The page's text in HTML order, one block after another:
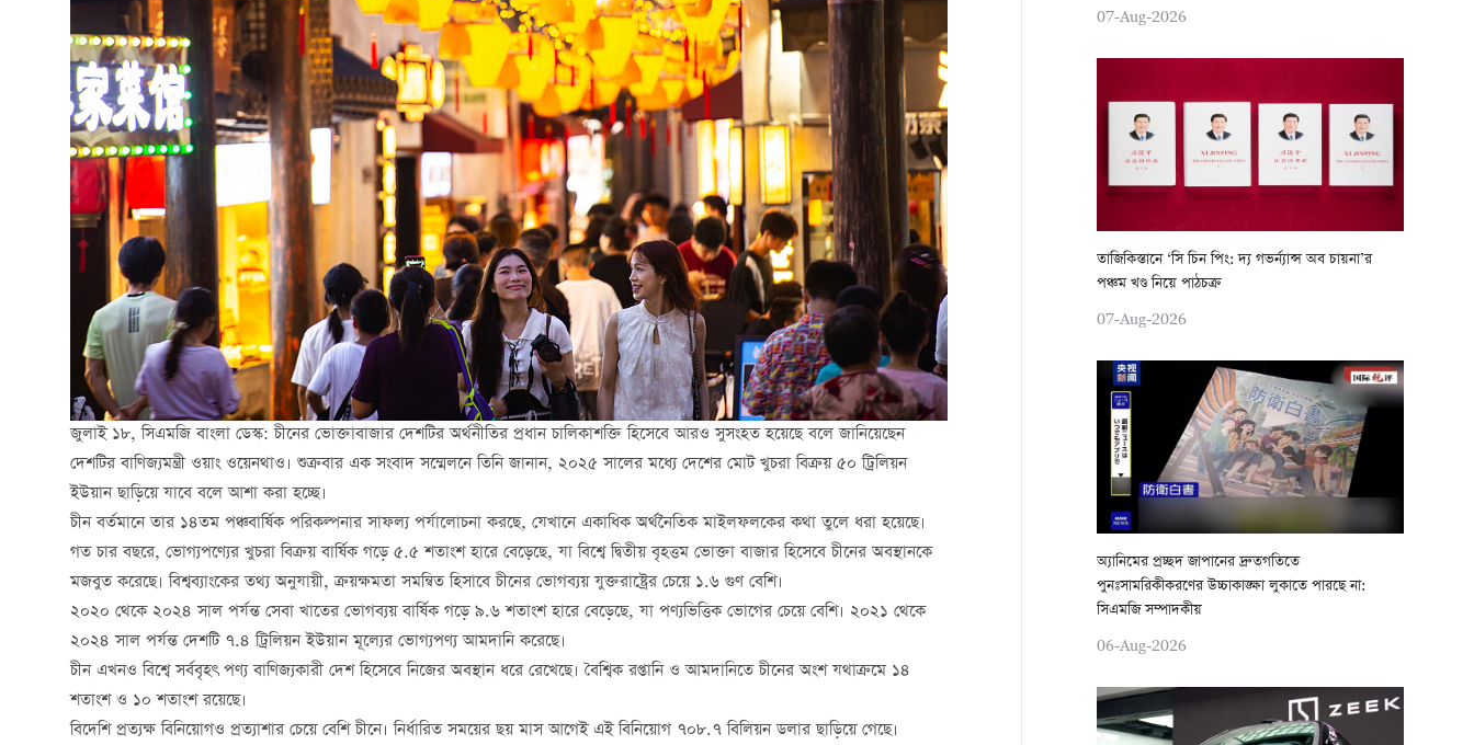
জুলাই ১৮, সিএমজি বাংলা ডেস্ক: চীনের ভোক্তাবাজার দেশটির অর্থনীতির প্রধান চালিকাশক্তি হিসেবে আরও সুসংহত হয়েছে বলে জানিয়েছেন
দেশটির বাণিজ্যমন্ত্রী ওয়াং ওয়েনথাও। শুক্রবার এক সংবাদ সম্মেলনে তিনি জানান, ২০২৫ সালের মধ্যে দেশের মোট খুচরা বিক্রয় ৫০ ট্রিলিয়ন
ইউয়ান ছাড়িয়ে যাবে বলে আশা করা হচ্ছে।
চীন বর্তমানে তার ১৪তম পঞ্চবার্ষিক পরিকল্পনার সাফল্য পর্যালোচনা করছে, যেখানে একাধিক অর্থনৈতিক মাইলফলকের কথা তুলে ধরা হয়েছে।
গত চার বছরে, ভোগ্যপণ্যের খুচরা বিক্রয় বার্ষিক গড়ে ৫.৫ শতাংশ হারে বেড়েছে, যা বিশ্বে দ্বিতীয় বৃহত্তম ভোক্তা বাজার হিসেবে চীনের অবস্থানকে
মজবুত করেছে। বিশ্বব্যাংকের তথ্য অনুযায়ী, ক্রয়ক্ষমতা সমন্বিত হিসাবে চীনের ভোগব্যয় যুক্তরাষ্ট্রের চেয়ে ১.৬ গুণ বেশি।
২০২০ থেকে ২০২৪ সাল পর্যন্ত সেবা খাতের ভোগব্যয় বার্ষিক গড়ে ৯.৬ শতাংশ হারে বেড়েছে, যা পণ্যভিত্তিক ভোগের চেয়ে বেশি। ২০২১ থেকে
২০২৪ সাল পর্যন্ত দেশটি ৭.৪ ট্রিলিয়ন ইউয়ান মূল্যের ভোগ্যপণ্য আমদানি করেছে।
চীন এখনও বিশ্বে সর্ববৃহৎ পণ্য বাণিজ্যকারী দেশ হিসেবে নিজের অবস্থান ধরে রেখেছে। বৈশ্বিক রপ্তানি ও আমদানিতে চীনের অংশ যথাক্রমে ১৪
শতাংশ ও ১০ শতাংশ রয়েছে।
বিদেশি প্রত্যক্ষ বিনিয়োগও প্রত্যাশার চেয়ে বেশি চীনে। নির্ধারিত সময়ের ছয় মাস আগেই এই বিনিয়োগ ৭০৮.৭ বিলিয়ন ডলার ছাড়িয়ে গেছে।
07-Aug-2026
তাজিকিস্তানে ‘সি চিন পিং: দ্য গভর্ন্যান্স অব চায়না’র
পঞ্চম খণ্ড নিয়ে পাঠচক্র
07-Aug-2026
অ্যানিমের প্রচ্ছদ জাপানের দ্রুতগতিতে
পুনঃসামরিকীকরণের উচ্চাকাঙ্ক্ষা লুকাতে পারছে না:
সিএমজি সম্পাদকীয়
06-Aug-2026